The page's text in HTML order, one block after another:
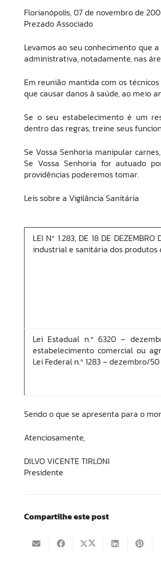
Florianópolis, 07 de novembro de
Prezado Associado
Levamos ao seu conhecimento que
administrativa, notadamente, nas
Em reunião mantida com os
que causar danos à saúde, ao meio
Se o seu estabelecimento é um
dentro das regras, treine seus
Se Vossa Senhoria manipular
Se Vossa Senhoria for autuado
providências poderemos tomar.
Leis sobre a Vigilância Sanitária
LEI Nº 1.283, DE 18 DE
industrial e sanitária dos produtos
Lei Estadual n.º 6320 –
estabelecimento comercial ou
Lei Federal n.º 1283 – dezembro/50
Sendo o que se apresenta para o
Atenciosamente,
DILVO VICENTE TIRLONI
Presidente
Compartilhe este post